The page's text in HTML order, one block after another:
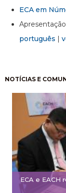
ECA em
português |
NOTÍCIAS E
ECA e EACH
Paginação